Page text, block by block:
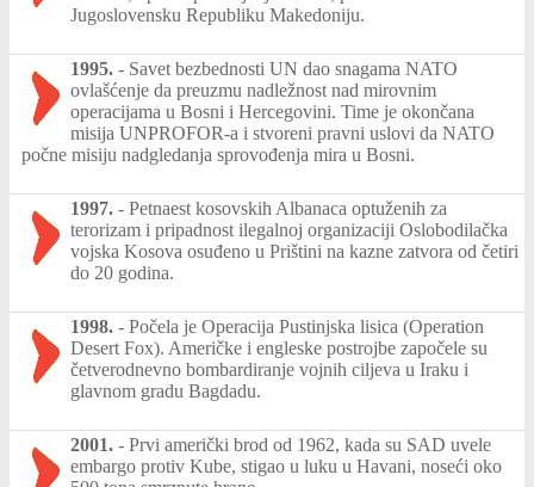
Jugoslovensku Republiku Makedoniju.
1995. - Savet bezbednosti UN dao snagama NATO
ovlašćenje da preuzmu nadležnost nad mirovnim
operacijama u Bosni i Hercegovini. Time je okončana
misija UNPROFOR-a i stvoreni pravni uslovi da NATO
počne misiju nadgledanja sprovođenja mira u Bosni.
1997. - Petnaest kosovskih Albanaca optuženih za
terorizam i pripadnost ilegalnoj organizaciji Oslobodilačka
vojska Kosova osuđeno u Prištini na kazne zatvora od četiri
do 20 godina.
1998. - Počela je Operacija Pustinjska lisica (Operation
Desert Fox). Američke i engleske postrojbe započele su
četverodnevno bombardiranje vojnih ciljeva u Iraku i
glavnom gradu Bagdadu.
2001. - Prvi američki brod od 1962, kada su SAD uvele
embargo protiv Kube, stigao u luku u Havani, noseći oko